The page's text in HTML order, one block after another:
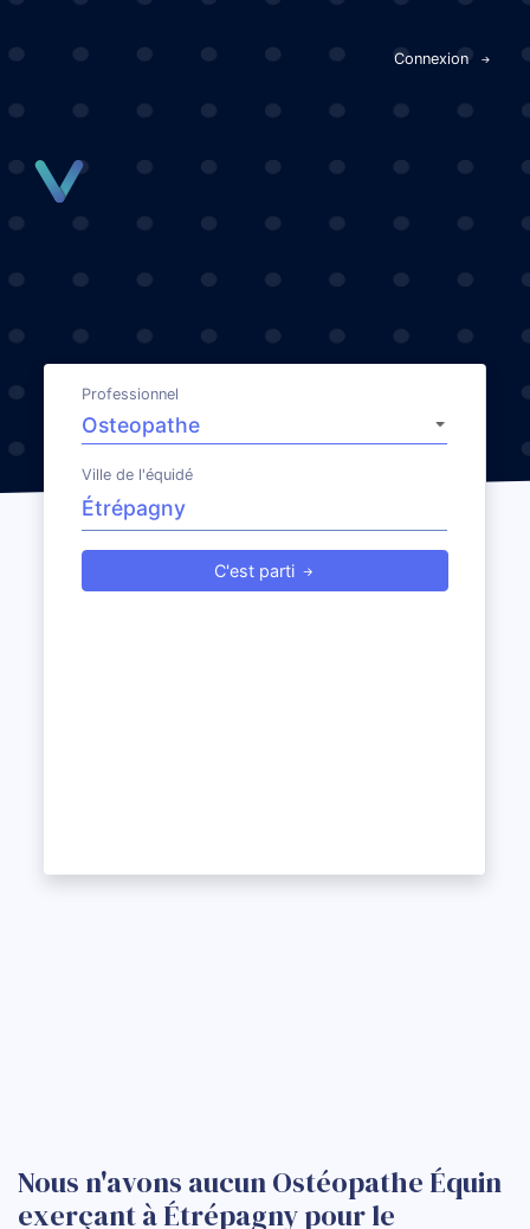
Connexion
Professionnel
Ville de l'équidé
C'est parti
Nous n'avons aucun Ostéopathe Équin
exerçant à Étrépagny pour le